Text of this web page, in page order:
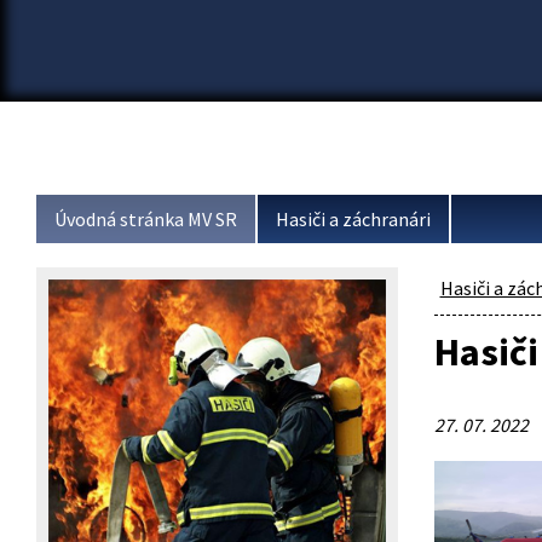
Úvodná stránka MV SR Hasiči a záchranári
Hasiči a
27. 07. 2022